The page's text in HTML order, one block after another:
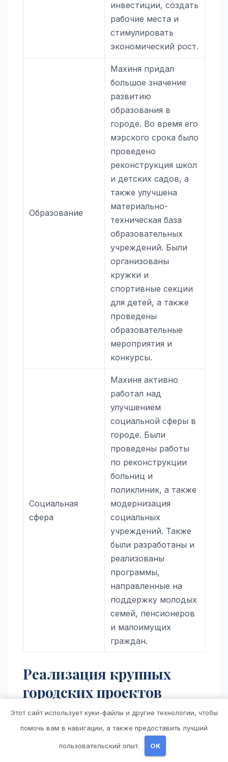
инвестиции, создать
рабочие места и
стимулировать
экономический рост.
Образование
Махиня придал
большое значение
развитию
образования в
городе. Во время его
мэрского срока было
проведено
реконструкция школ
и детских садов, а
также улучшена
материально-
техническая база
образовательных
учреждений. Были
организованы
кружки и
спортивные секции
для детей, а также
проведены
образовательные
мероприятия и
конкурсы.
Социальная
сфера
Махиня активно
работал над
улучшением
социальной сферы в
городе. Были
проведены работы
по реконструкции
больниц и
поликлиник, а также
модернизация
социальных
учреждений. Также
были разработаны и
реализованы
программы,
направленные на
поддержку молодых
семей, пенсионеров
и малоимущих
граждан.
Реализация крупных
городских проектов
Одним из приоритетных проектов под
руководством Дмитрия Махиня является
развитие городской инфраструктуры. В
рамках этого проекта строятся новые
Этот сайт использует куки-файлы и другие технологии, чтобы
помочь вам в навигации, а также предоставить лучший
пользовательский опыт. OK